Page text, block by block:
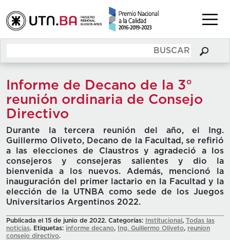
Informe de Decano de la 3°
reunión ordinaria de Consejo
Directivo
Durante la tercera reunión del año, el Ing.
Guillermo Oliveto, Decano de la Facultad, se refirió
a las elecciones de Claustros y agradeció a los
consejeros y consejeras salientes y dio la
bienvenida a los nuevos. Además, mencionó la
inauguración del primer lactario en la Facultad y la
elección de la UTNBA como sede de los Juegos
Universitarios Argentinos 2022.
Publicada el 15 de junio de 2022. Categorías: Institucional , Todas las
noticias. Etiquetas: informe decano, Ing. Guillermo Oliveto, reunion
consejo directivo.